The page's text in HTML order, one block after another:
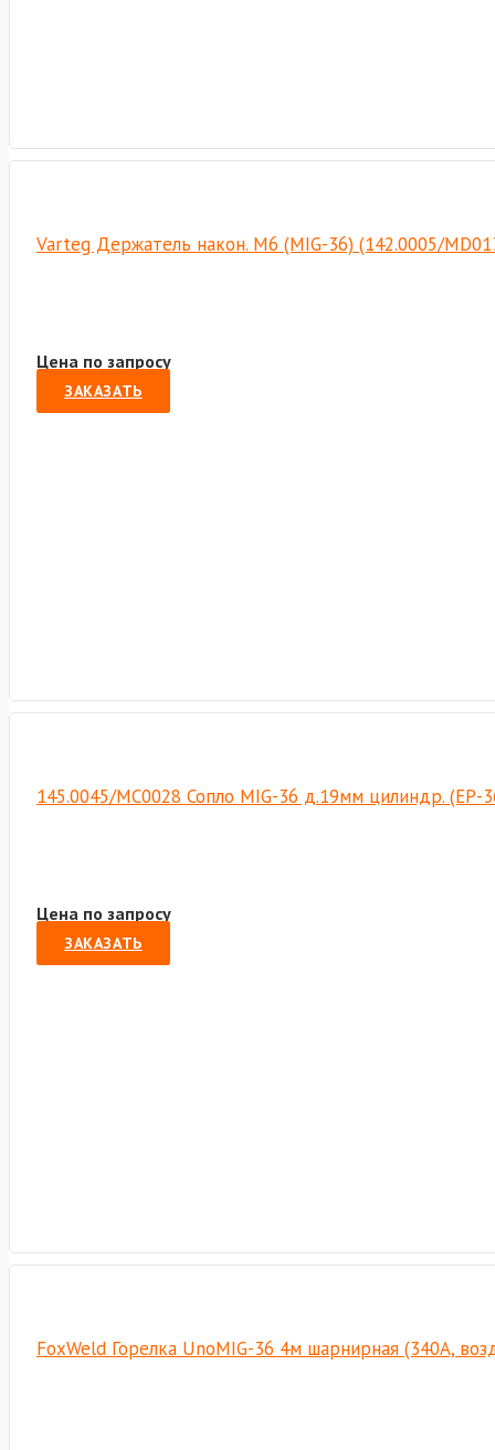
Varteg Держатель након. M6 (MIG-36) (142.0005/
Цена по запросу
ЗАКАЗАТЬ
145.0045/MC0028 Сопло MIG-36 д.19мм цилиндр. (EP-
Цена по запросу
ЗАКАЗАТЬ
FoxWeld Горелка UnoMIG-36 4м шарнирная (340А,